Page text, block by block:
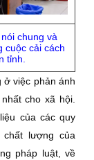
chung và
cuộc cải cách
tỉnh.
ở việc phản ánh
cho xã hội.
của các quy
lượng của
pháp luật, về